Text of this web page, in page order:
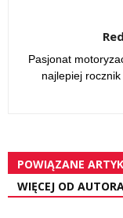
Pasjonat
najlepiej rocznik
POWIĄZANE
WIĘCEJ OD